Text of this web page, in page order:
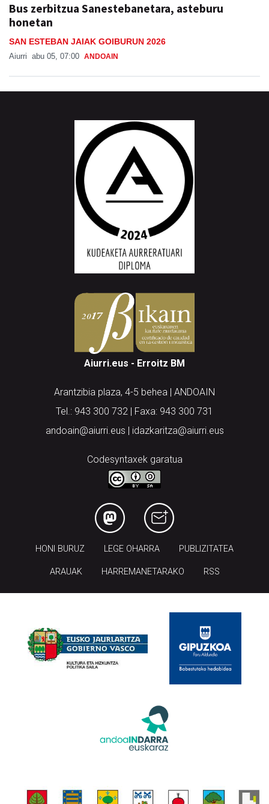
Bus zerbitzua Sanestebanetara, asteburu
honetan
SAN ESTEBAN JAIAK GOIBURUN 2026
Aiurri abu 05, 07:00 ANDOAIN
Aiurri.eus - Erroitz BM
Arantzibia plaza, 4-5 behea | ANDOAIN
Tel.: 943 300 732 | Faxa: 943 300 731
andoain@aiurri.eus | idazkaritza@aiurri.eus
Codesyntaxek garatua
HONI BURUZ LEGE OHARRA PUBLIZITATEA
ARAUAK HARREMANETARAKO RSS